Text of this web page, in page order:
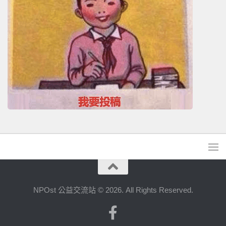
NPOst 公益交流站 © 2026. All Rights Reserved.